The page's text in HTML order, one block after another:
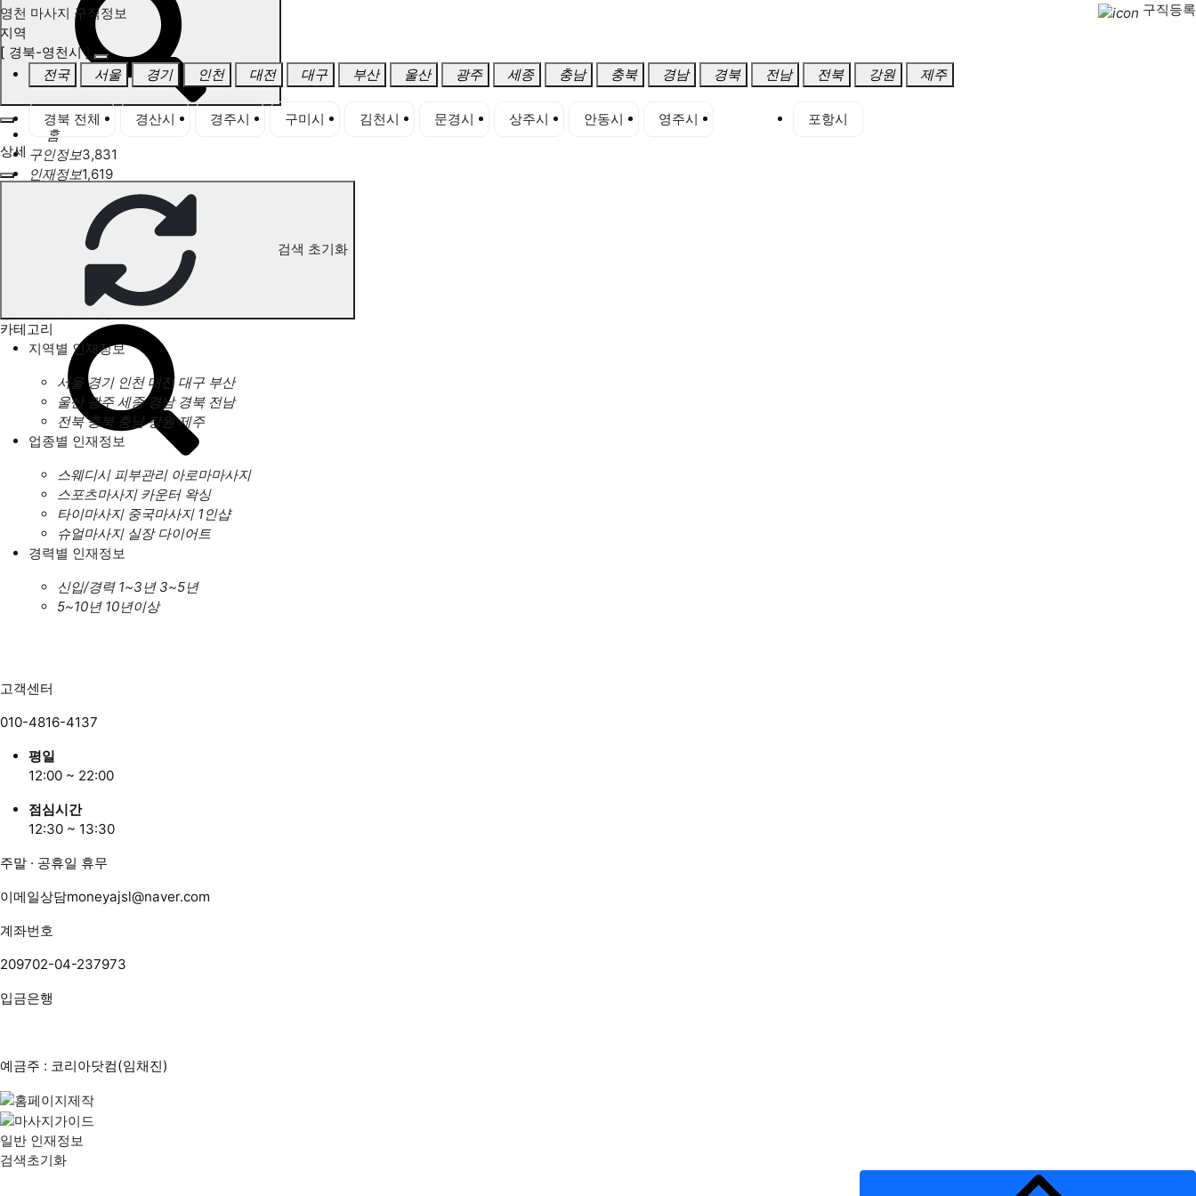
홈
구인정보3,831
인재정보1,619
고객센터
전국업체정보 마사지가이드
업체 서비스 관리
개인 서비스 관리
영천 마사지 구직정보
구직등록
지역
[ 경북-영천시 ]
전국
서울 경기 인천 대전 대구 부산 울산 광주 세종 충남 충북 경남 경북 전남 전북 강원 제주
경북 전체 경산시 경주시 구미시 김천시 문경시 상주시 안동시 영주시
포항시
상세
검색 초기화
카테고리
지역별 인재정보
서울 경기 인천 대전 대구 부산
울산 광주 세종 경남 경북 전남
전북 충북 충남 강원 제주
업종별 인재정보
스웨디시 피부관리 아로마마사지
스포츠마사지 카운터 왁싱
타이마사지 중국마사지 1인샵
슈얼마사지 실장 다이어트
경력별 인재정보
신입/경력 1~3년 3~5년
5~10년 10년이상
고객센터
010-4816-4137
평일
12:00 ~ 22:00
점심시간
12:30 ~ 13:30
주말 · 공휴일 휴무
이메일상담moneyajsl@naver.com
계좌번호
209702-04-237973
입금은행
예금주 : 코리아닷컴(임채진)
일반 인재정보
검색초기화